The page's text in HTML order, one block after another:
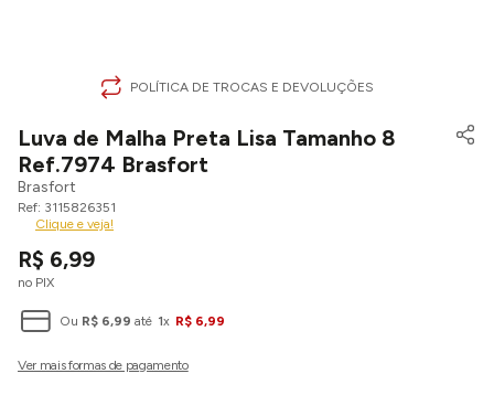
POLÍTICA DE TROCAS E DEVOLUÇÕES
Luva de Malha Preta Lisa Tamanho 8
Ref.7974 Brasfort
Brasfort
3115826351
Clique e veja!
R$ 6,99
no PIX
Ou R$ 6,99 até 1x R$ 6,99